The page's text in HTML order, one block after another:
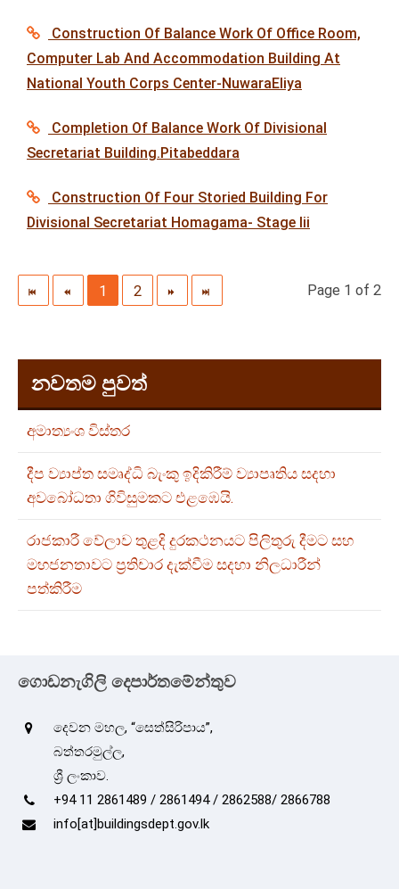
Construction Of Balance Work Of Office Room,
Computer Lab And Accommodation Building At
National Youth Corps Center-NuwaraEliya
Completion Of Balance Work Of Divisional
Secretariat Building.Pitabeddara
Construction Of Four Storied Building For
Divisional Secretariat Homagama- Stage Iii
Page 1 of 2
1 2
නවතම පුවත්
අමාත්‍යංශ විස්තර
දීප ව්‍යාප්ත සමෘද්ධි බැංකු ඉදිකිරීම් ව්‍යාපෘතිය සදහා
අවබෝධතා ගිවිසුමකට එළඹෙයි.
රාජකාරී වේලාව තුළදි දුරකථනයට පිලිතුරු දීමට සහ
මහජනතාවට ප්‍රතිචාර දැක්වීම සදහා නිලධාරීන්
පත්කිරීම
ගොඩනැගිලි දෙපාර්තමේන්තුව
දෙවන මහල, “සෙත්සිරිපාය”,
බත්තරමුල්ල,
ශ්‍රී ලංකාව.
+94 11 2861489 / 2861494 / 2862588/ 2866788
info[at]buildingsdept.gov.lk